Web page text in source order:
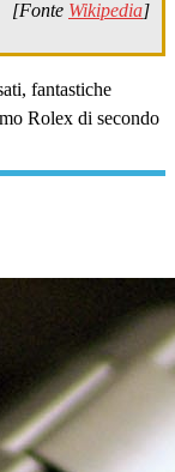
[Fonte Wikipedia]
fantastiche
Rolex di secondo